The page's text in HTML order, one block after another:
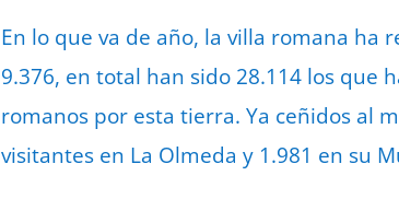
En lo que va de año, la villa romana ha
9.376, en total han sido 28.114 los que
romanos por esta tierra. Ya ceñidos al
visitantes en La Olmeda y 1.981 en su